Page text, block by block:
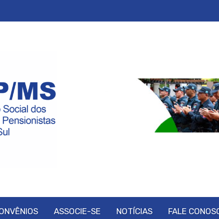
ASSOCIE-SE NOTÍCIAS FALE